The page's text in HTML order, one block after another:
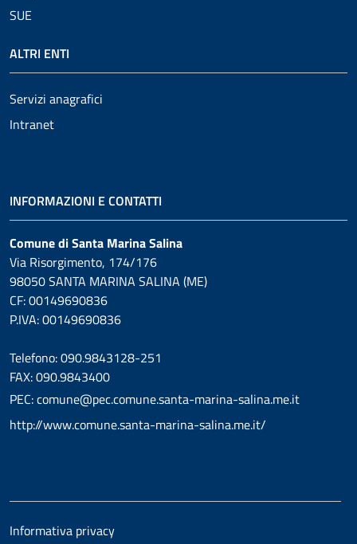
SUE
ALTRI ENTI
Servizi anagrafici
Intranet
INFORMAZIONI E CONTATTI
Comune di Santa Marina Salina
Via Risorgimento, 174/176
98050 SANTA MARINA SALINA (ME)
CF: 00149690836
P.IVA: 00149690836
Telefono: 090.9843128-251
FAX: 090.9843400
PEC: comune@pec.comune.santa-marina-salina.me.it
http://www.comune.santa-marina-salina.me.it/
Informativa privacy